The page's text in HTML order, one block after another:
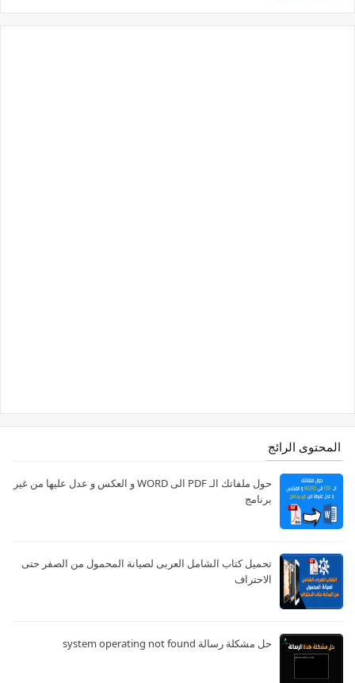
المحتوى الرائج
حول ملفاتك الـ PDF الى WORD و العكس و عدل عليها من غير
برنامج
تحميل كتاب الشامل العربى لصيانة المحمول من الصفر حتى
الاحتراف
حل مشكلة رسالة system operating not found